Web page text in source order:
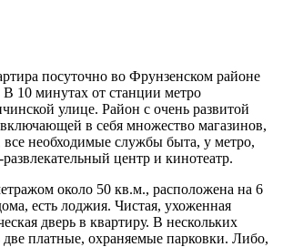
посуточно во Фрунзенском районе
В 10 минутах от станции метро
улице. Район с очень развитой
в себя множество магазинов,
все необходимые службы быта, у метро,
центр и кинотеатр.
около 50 кв.м., расположена на 6
есть лоджия. Чистая, ухоженная
дверь в квартиру. В нескольких
две платные, охраняемые парковки. Либо,